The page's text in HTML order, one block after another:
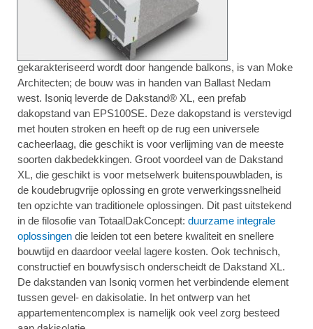
gekarakteriseerd wordt door hangende balkons, is van Moke
Architecten; de bouw was in handen van Ballast Nedam
west. Isoniq leverde de Dakstand® XL, een prefab
dakopstand van EPS100SE. Deze dakopstand is verstevigd
met houten stroken en heeft op de rug een universele
cacheerlaag, die geschikt is voor verlijming van de meeste
soorten dakbedekkingen. Groot voordeel van de Dakstand
XL, die geschikt is voor metselwerk buitenspouwbladen, is
de koudebrugvrije oplossing en grote verwerkingssnelheid
ten opzichte van traditionele oplossingen. Dit past uitstekend
in de filosofie van TotaalDakConcept: duurzame integrale
oplossingen die leiden tot een betere kwaliteit en snellere
bouwtijd en daardoor veelal lagere kosten. Ook technisch,
constructief en bouwfysisch onderscheidt de Dakstand XL.
De dakstanden van Isoniq vormen het verbindende element
tussen gevel- en dakisolatie. In het ontwerp van het
appartementencomplex is namelijk ook veel zorg besteed